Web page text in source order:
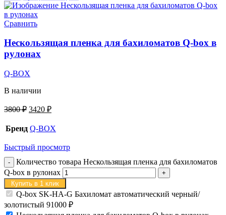
Сравнить
Нескользящая пленка для бахиломатов Q-box в
рулонах
Q-BOX
В наличии
3800₽ 3420 ₽
Бренд Q-BOX
Быстрый просмотр
Количество товара Нескользящая пленка для бахиломатов
Q-box в рулонах
Купить в 1 клик
Q-box SK-HA-G Бахиломат автоматический черный/
золотистый 91000 ₽